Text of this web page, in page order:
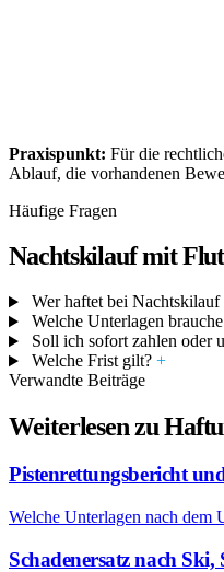
Praxispunkt: Für die
Ablauf, die vorhandenen
Häufige Fragen
Nachtskilauf mit
Wer haftet bei
Welche Unterlagen
Soll ich sofort zahlen oder
Welche Frist gilt? +
Verwandte Beiträge
Weiterlesen zu
Pistenrettungsbericht
Welche Unterlagen nach dem
Schadenersatz nach